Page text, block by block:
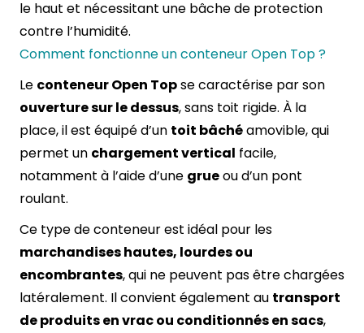
le haut et nécessitant une bâche de protection
contre l’humidité.
Comment fonctionne un conteneur Open Top ?
Le conteneur Open Topse caractérise par son
ouverture sur le dessus, sans toit rigide. À la
place, il est équipé d’un toit bâchéamovible, qui
permet un chargement vertical facile,
notamment à l’aide d’une grueou d’un pont
roulant.
Ce type de conteneur est idéal pour les
marchandises hautes, lourdes ou
encombrantes, qui ne peuvent pas être chargées
latéralement. Il convient également au transport
de produits en vrac ou conditionnés en sacs,